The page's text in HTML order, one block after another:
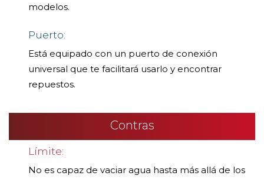
modelos.
Puerto:
Está equipado con un puerto de conexión
universal que te facilitará usarlo y encontrar
repuestos.
Contras
Límite:
No es capaz de vaciar agua hasta más allá de los